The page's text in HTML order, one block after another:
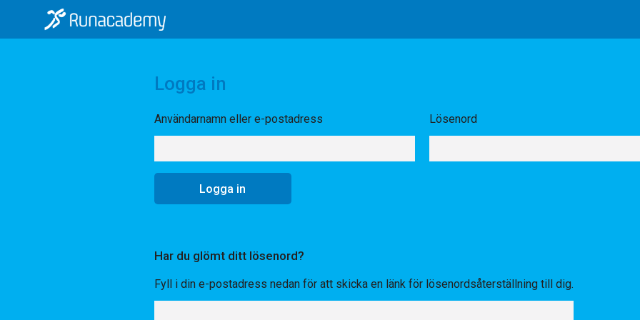
Logga in
Användarnamn eller e-postadress Lösenord
Har du glömt ditt lösenord?
Fyll i din e-postadress nedan för att skicka en länk för lösenordsåterställning till dig.